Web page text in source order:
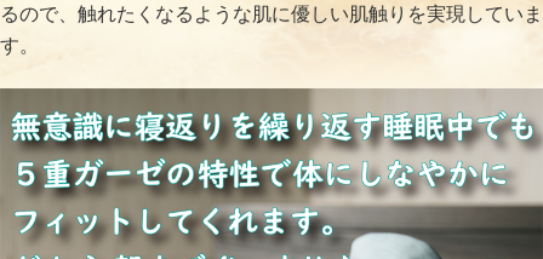
るので、触れたくなるような肌に優しい肌触りを実現していま
す。